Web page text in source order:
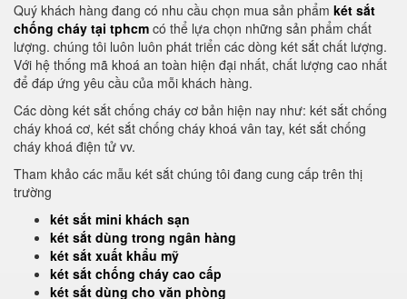
Quý khách hàng đang có nhu cầu chọn mua sản phẩm két sắt
chống cháy tại tphcm có thể lựa chọn những sản phẩm chất
lượng. chúng tôi luôn luôn phát triển các dòng két sắt chất lượng.
Với hệ thống mã khoá an toàn hiện đại nhất, chất lượng cao nhất
để đáp ứng yêu cầu của mỗi khách hàng.
Các dòng két sắt chống cháy cơ bản hiện nay như: két sắt chống
cháy khoá cơ, két sắt chống cháy khoá vân tay, két sắt chống
cháy khoá điện tử vv.
Tham khảo các mẫu két sắt chúng tôi đang cung cấp trên thị
trường
két sắt mini khách sạn
két sắt dùng trong ngân hàng
két sắt xuất khẩu mỹ
két sắt chống cháy cao cấp
két sắt dùng cho văn phòng